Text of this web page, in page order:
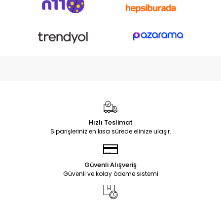
Hızlı Teslimat
Siparişleriniz en kısa sürede elinize ulaşır.
Güvenli Alışveriş
Güvenli ve kolay ödeme sistemi